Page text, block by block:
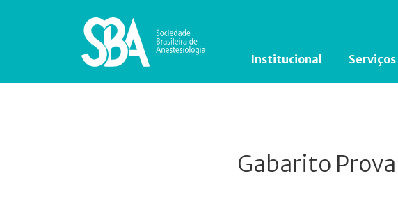
Institucional Serviços
Gabarito